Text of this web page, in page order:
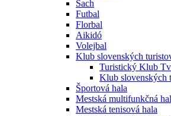
Šach
Futbal
Florbal
Aikidó
Volejbal
Klub slovenských
Turistický Klub
Klub slovenských
Športová hala
Mestská multifunkčná
Mestská tenisová hala